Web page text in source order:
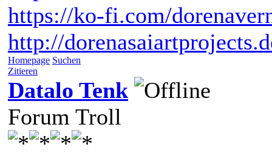
https://ko-fi.com/
http://
Homepage Suchen
Zitieren
Datalo Tenk
Forum Troll